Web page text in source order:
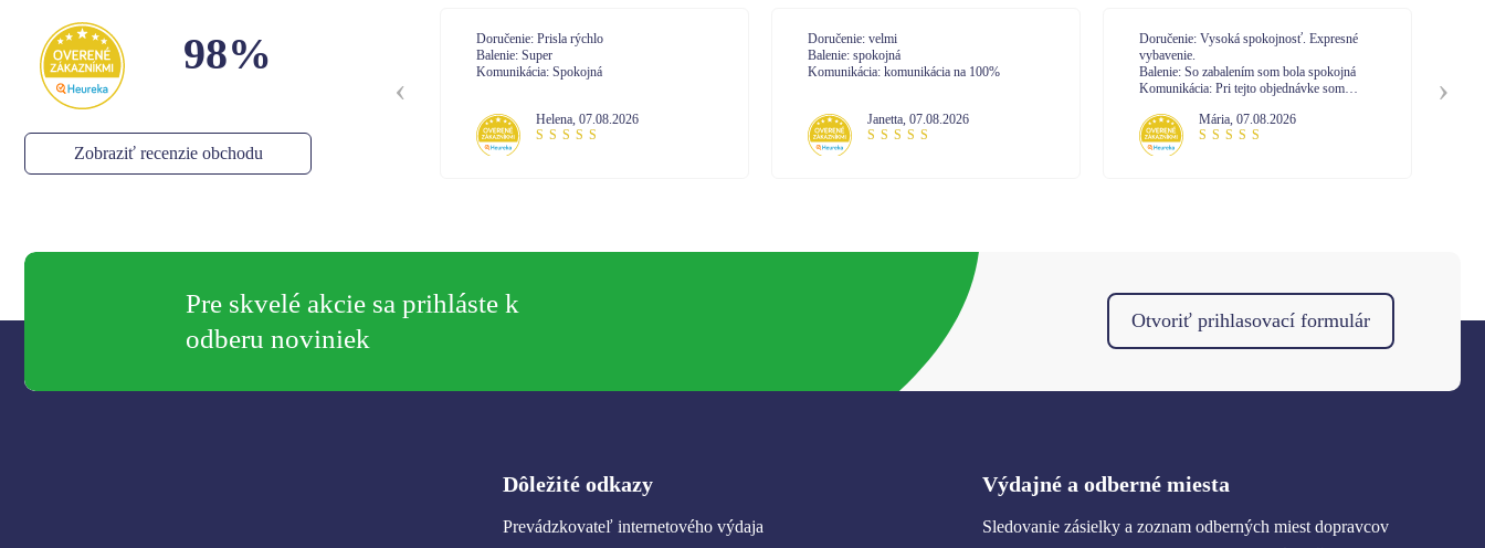
98%
Zobraziť recenzie obchodu
Doručenie: Objednávka prišla podľa plánu
Balenie: Všetko bolo vporiadku
Komunikácia: Ok
Doručenie: Prisla rýchlo
Balenie: Super
Komunikácia: Spokojná
Helena, 07.08.2026
Doručenie: velmi
Balenie: spokojná
Komunikácia: komunikácia na 100%
Janetta, 07.08.2026
Doručenie: Vysoká spokojnosť. Expresné
vybavenie.
Balenie: So zabalením som bola spokojná
Komunikácia: Pri tejto objednávke som
skúsenosť z minula. Vysoká profesionalita
pri vybavovaní.
Mária, 07.08.2026
Pre skvelé akcie sa prihláste k
odberu noviniek
Otvoriť prihlasovací formulár
Dôležité odkazy
Prevádzkovateľ internetového výdaja
Výdajné a odberné miesta
Sledovanie zásielky a zoznam odberných miest dopravcov